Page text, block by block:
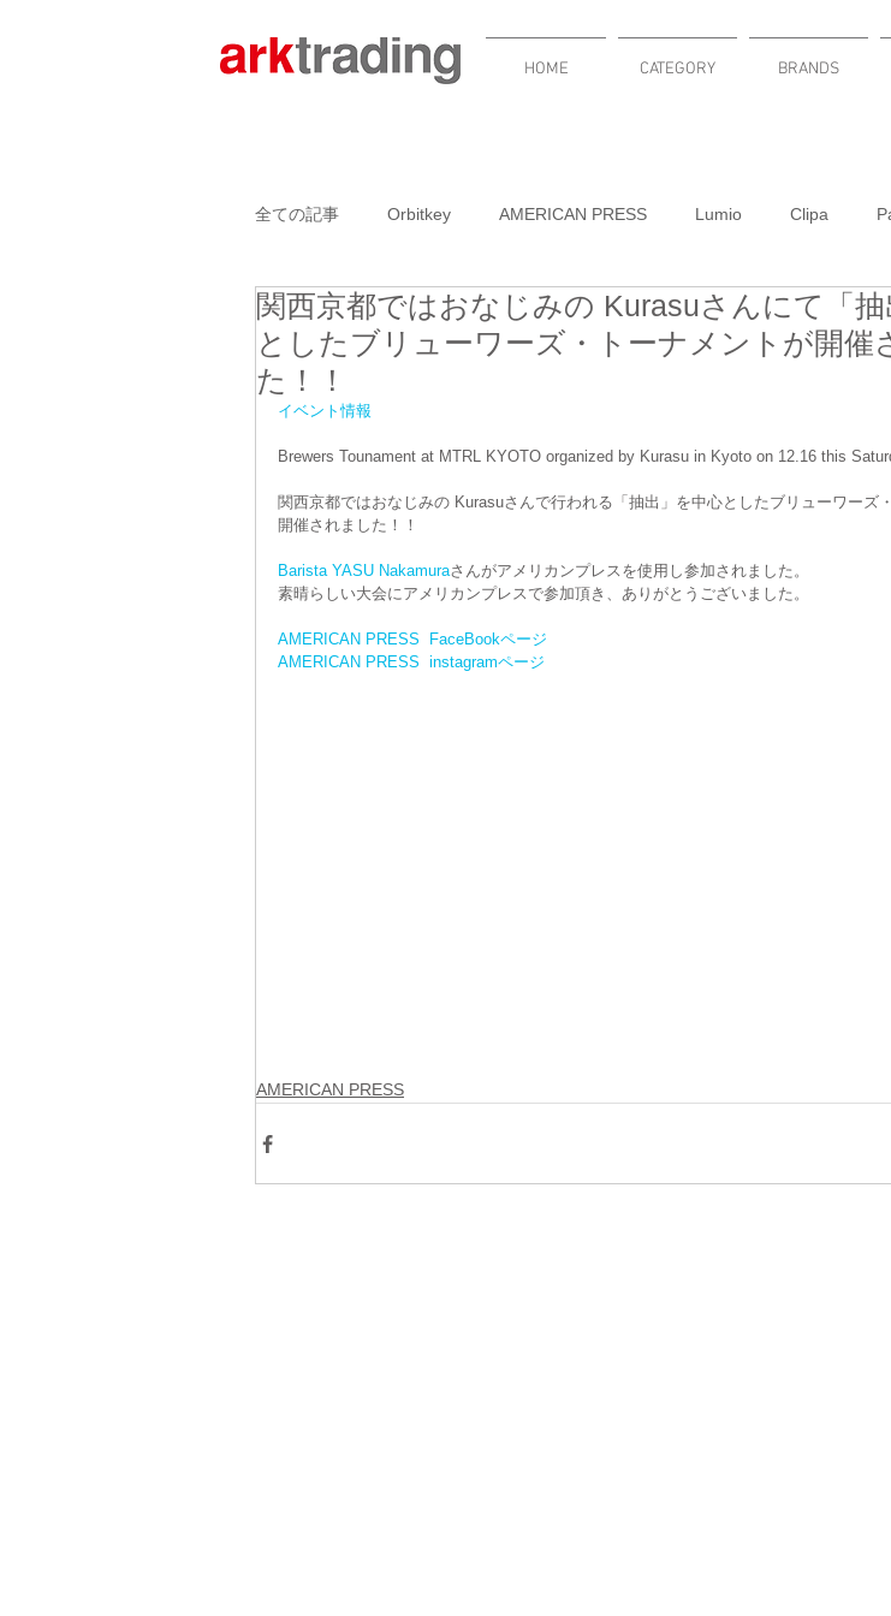
HOME CATEGORY BRANDS
全ての記事 Orbitkey AMERICAN PRESS Lumio Clipa
GARLIC TWIST 4.0 BOOKNITURE Russel Wright LuminAID
ADK PACKWORKS
AMERICANPRESSイベント 新発売 cardbar MODULARI
Twist Together Freaker イベント
関西京都ではおなじみの Kurasuさんにて「
としたブリューワーズ・トーナメントが開催
た！！
イベント情報
Brewers Tounament at MTRL KYOTO organized by Kurasu in Kyoto on 12.16 this
関西京都ではおなじみの Kurasuさんで行われる「抽出」を中心としたブリューワーズ
開催されました！！
Barista YASU Nakamuraさんがアメリカンプレスを使用し参加されました。
素晴らしい大会にアメリカンプレスで参加頂き、ありがとうございました。
AMERICAN PRESS  FaceBookページ
AMERICAN PRESS  instagramページ
AMERICAN PRESS